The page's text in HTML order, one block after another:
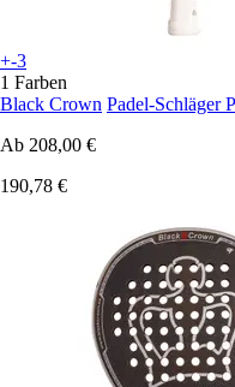
+-3
1 Farben
Black Crown Padel-Schläger
Ab 208,00 €
190,78 €